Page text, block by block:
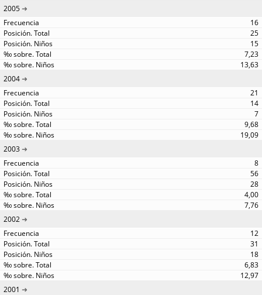
2005
16
25
15
7,23
13,63
2004
21
14
7
9,68
19,09
2003
8
56
28
4,00
7,76
2002
12
31
18
6,83
12,97
2001